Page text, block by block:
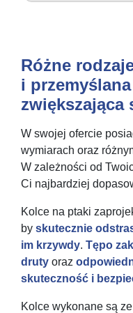
Różne
i
zwiększająca
W swojej ofercie
wymiarach oraz
W zależności od
Ci najbardziej
Kolce na ptaki
by skutecznie
im krzywdy. Tępo
druty oraz
skuteczność i
Kolce wykonane są